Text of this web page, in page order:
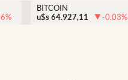
%
BITCOIN
u$s 64.927,11 -0.03%